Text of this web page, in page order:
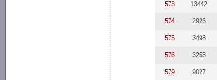
573 13442
574 2926
575 3498
576 3258
579 9027